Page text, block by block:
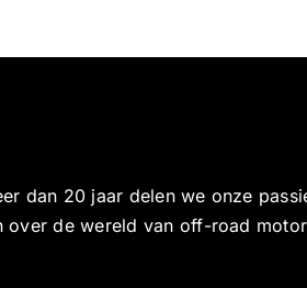
dan 20 jaar delen we onze
over de wereld van off-road